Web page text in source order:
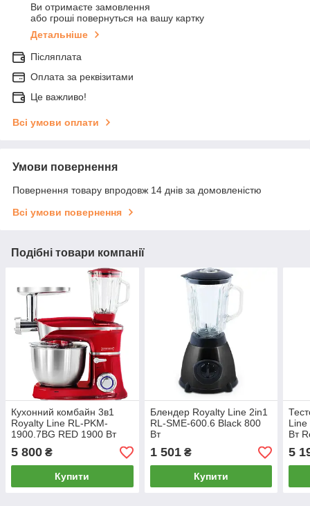
Ви отримаєте замовлення
або гроші повернуться на вашу картку
Детальніше
Післяплата
Оплата за реквізитами
Це важливо!
Всі умови оплати
Умови повернення
Повернення товару впродовж 14 днів за домовленістю
Всі умови повернення
Подібні товари компанії
Кухонний комбайн 3в1
Royalty Line RL-PKM-
1900.7BG RED 1900 Вт
5 800 ₴
Купити
Блендер Royalty Line 2in1
RL-SME-600.6 Black 800
Вт
1 501₴
Купити
Вт
5